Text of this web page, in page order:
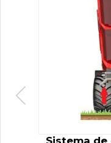
Sistema